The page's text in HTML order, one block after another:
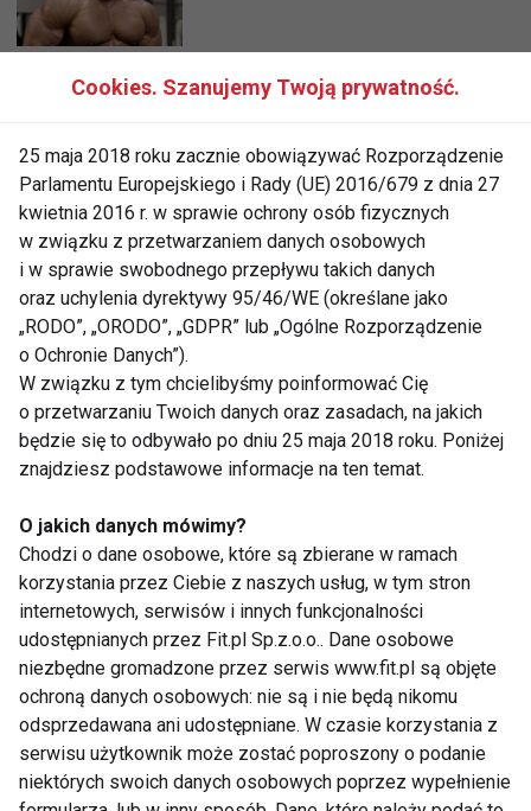
Kulturystyczny weekend w
Nie przegap nowości ze
świata FIT!
Zapisz się do naszego newslettera
Wyrażam zgodę na otrzymywanie informacji
handlowej drogą elektroniczną na podany adres e-mail
przez FIT.PL. Więcej informacji znajdziesz w Polityce
Prywatności.
ZAPISZ SIĘ
Cookies. Szanujemy Twoją prywatność.
25 maja 2018 roku zacznie obowiązywać Rozporządzenie
Parlamentu Europejskiego i Rady (UE) 2016/679 z dnia 27
kwietnia 2016 r. w sprawie ochrony osób fizycznych
w związku z przetwarzaniem danych osobowych
i w sprawie swobodnego przepływu takich danych
oraz uchylenia dyrektywy 95/46/WE (określane jako
„RODO”, „ORODO”, „GDPR” lub „Ogólne Rozporządzenie
o Ochronie Danych”).
W związku z tym chcielibyśmy poinformować Cię
o przetwarzaniu Twoich danych oraz zasadach, na jakich
będzie się to odbywało po dniu 25 maja 2018 roku. Poniżej
znajdziesz podstawowe informacje na ten temat.
O jakich danych mówimy?
Chodzi o dane osobowe, które są zbierane w ramach
korzystania przez Ciebie z naszych usług, w tym stron
internetowych, serwisów i innych funkcjonalności
udostępnianych przez Fit.pl Sp.z.o.o.. Dane osobowe
niezbędne gromadzone przez serwis www.fit.pl są objęte
ochroną danych osobowych: nie są i nie będą nikomu
odsprzedawana ani udostępniane. W czasie korzystania z
serwisu użytkownik może zostać poproszony o podanie
niektórych swoich danych osobowych poprzez wypełnienie